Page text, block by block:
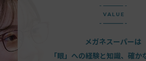
メガネスーパーは
「眼」への経験と知識、確か